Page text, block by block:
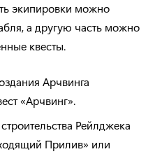
экипировки можно
а другую часть можно
квесты.
Арчвинга
«Арчвинг».
Рейлджека
Прилив» или